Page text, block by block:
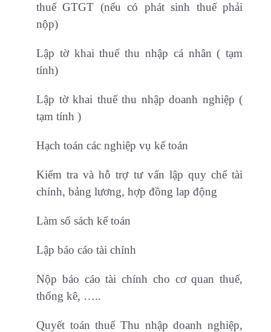
thuế GTGT (nếu có phát sinh thuế phải
nộp)
Lập tờ khai thuế thu nhập cá nhân ( tạm
tính)
Lập tờ khai thuế thu nhập doanh nghiệp (
tạm tính )
Hạch toán các nghiệp vụ kế toán
Kiểm tra và hỗ trợ tư vấn lập quy chế tài
chính, bảng lương, hợp đồng lap động
Làm số sách kế toán
Lập báo cáo tài chính
Nộp báo cáo tài chính cho cơ quan thuế,
thống kê, …..
Quyết toán thuế Thu nhập doanh nghiệp,